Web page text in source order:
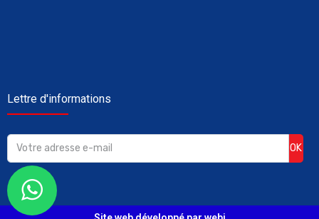
Lettre d'informations
OK